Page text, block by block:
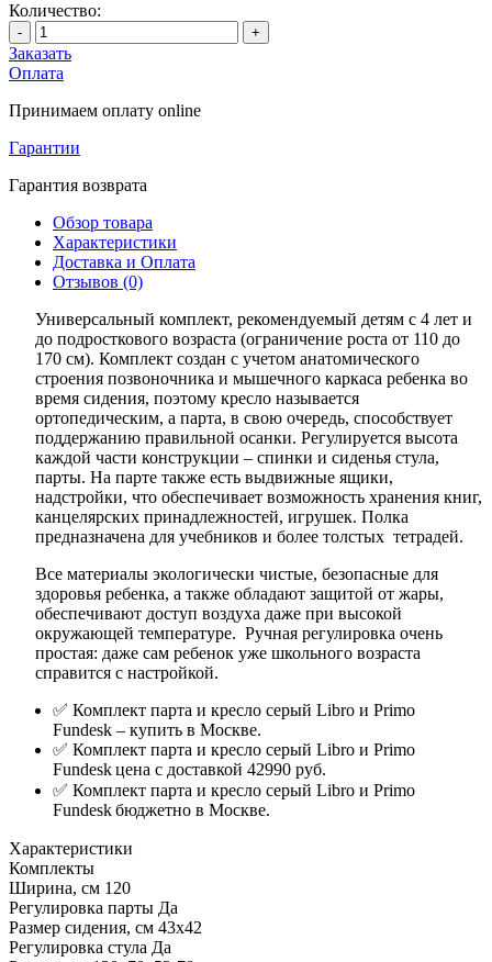
Количество:
- +
Заказать
Оплата
Принимаем оплату online
Гарантии
Гарантия возврата
Обзор товара
Характеристики
Доставка и Оплата
Отзывов (0)
Универсальный комплект, рекомендуемый детям с 4 лет и
до подросткового возраста (ограничение роста от 110 до
170 см). Комплект создан с учетом анатомического
строения позвоночника и мышечного каркаса ребенка во
время сидения, поэтому кресло называется
ортопедическим, а парта, в свою очередь, способствует
поддержанию правильной осанки. Регулируется высота
каждой части конструкции – спинки и сиденья стула,
парты. На парте также есть выдвижные ящики,
надстройки, что обеспечивает возможность хранения книг,
канцелярских принадлежностей, игрушек. Полка
предназначена для учебников и более толстых тетрадей.
Все материалы экологически чистые, безопасные для
здоровья ребенка, а также обладают защитой от жары,
обеспечивают доступ воздуха даже при высокой
окружающей температуре. Ручная регулировка очень
простая: даже сам ребенок уже школьного возраста
справится с настройкой.
✅ Комплект парта и кресло серый Libro и Primo
Fundesk – купить в Москве.
✅ Комплект парта и кресло серый Libro и Primo
Fundeskцена с доставкой 42990 руб.
✅ Комплект парта и кресло серый Libro и Primo
Fundeskбюджетно в Москве.
Характеристики
Комплекты
Ширина, см 120
Регулировка парты Да
Размер сидения, см 43х42
Регулировка стула Да